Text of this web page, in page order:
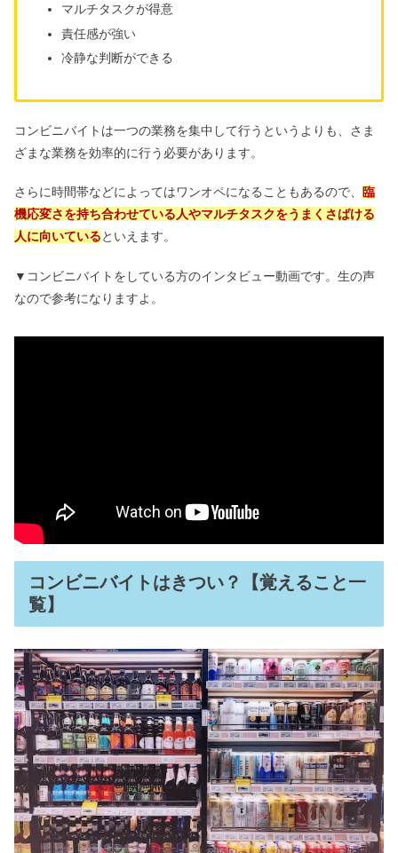
マルチタスクが得意
責任感が強い
冷静な判断ができる
コンビニバイトは一つの業務を集中して行うというよりも、さま
ざまな業務を効率的に行う必要があります。
さらに時間帯などによってはワンオペになることもあるので、 臨
機応変さを持ち合わせている人やマルチタスクをうまくさばける
人に向いているといえます。
▼コンビニバイトをしている方のインタビュー動画です。生の声
なので参考になりますよ。
コンビニバイトはきつい？【覚えること一
覧】